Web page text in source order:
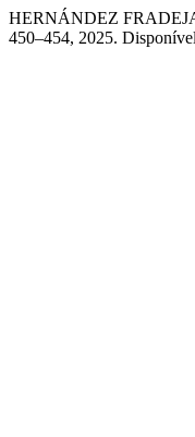
HERNÁNDEZ
450–454, 2025.